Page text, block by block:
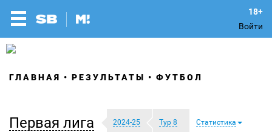
Войти
ГЛАВНАЯ РЕЗУЛЬТАТЫ ФУТБОЛ
Первая лига 2024-25 Тур 8 Статистика